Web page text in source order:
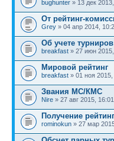
bughunter » 13 дек
От рейтинг-
Grey » 04 апр 2014,
Об учете
breakfast » 27 июн
Мировой рейтинг
breakfast » 01 ноя 2015,
Звания МС/КМС
Nire » 27 авг 2015, 16:01
Получение
rominokun » 27 мар